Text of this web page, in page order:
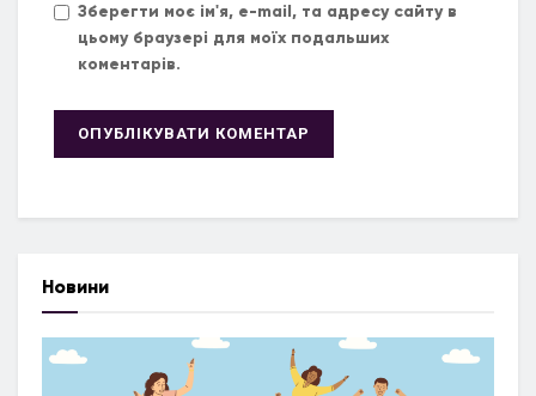
Зберегти моє ім'я, e-mail, та адресу сайту в
цьому браузері для моїх подальших
коментарів.
Новини